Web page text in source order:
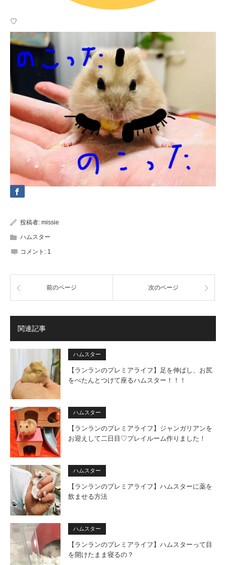
♡
投稿者: missie
ハムスター
コメント: 1
前のページ 次のページ
関連記事
ハムスター
【ランランのプレミアライフ】足を伸ばし、お尻
をぺたんとつけて座るハムスター！！！
ハムスター
【ランランのプレミアライフ】ジャンガリアンを
お迎えして二日目♡プレイルーム作りました！
ハムスター
【ランランのプレミアライフ】ハムスターに薬を
飲ませる方法
ハムスター
【ランランのプレミアライフ】ハムスターって目
を開けたまま寝るの？